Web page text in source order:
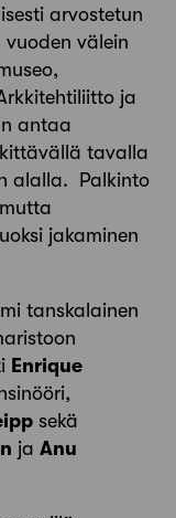
arvostetun
välein
ja
antaa
tavalla
alalla. Palkinto
jakaminen
tanskalainen
Enrique
sekä
ja Anu